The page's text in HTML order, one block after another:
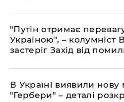
"Путін отримає
Україною", – колумніст
застеріг Захід від
В Україні виявили нову
"Гербери" – деталі